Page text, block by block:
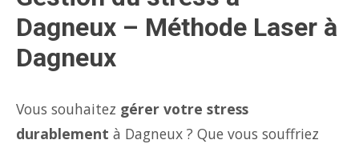
Dagneux – Méthode Laser à
Dagneux
Vous souhaitez gérer votre stress
durablement à Dagneux ? Que vous souffriez